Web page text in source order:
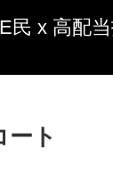
民 x 高配
ート